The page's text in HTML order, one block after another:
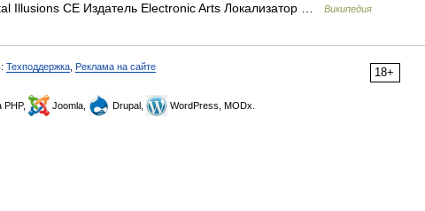
Illusions CE Издатель Electronic Arts Локализатор … Википедия
18+
Техподдержка Реклама на сайте
PHP, Joomla, Drupal, WordPress, MODx.